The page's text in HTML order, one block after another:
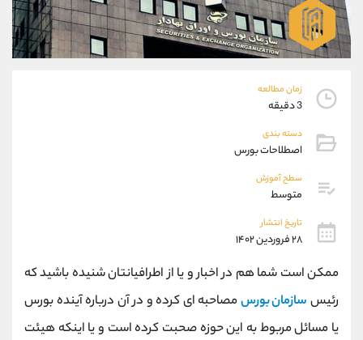
زمان مطالعه
3 دقیقه
دسته بندی
اصطلاحات بورس
سطح آموزش
متوسط
تاریخ انتشار
۲۸ فروردین ۱۴۰۲
ممکن است شما هم در اخبار و یا از اطرافیانتان شنیده باشید که
رئیس سازمان بورسمصاحبه ای کرده و در آن درباره آینده بورس
یا مسائل مربوط به این حوزه صحبت کرده است و یا اینکه هیئت
09927779040
واتساپ شروع گفتگو
تلگرام @Armteam_admin_por
پشتیبان فروش
موبایل
واتساپ
داخلی
اطلاعات تماس (دفتر فروش)
تلفن 021-22021030
بدون پیش شماره 90001030
اینستاگرام @alireza.mehrabii